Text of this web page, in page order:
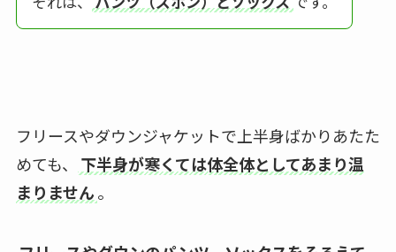
フリースやダウンジャケットで上半身ばかりあたた
めても、
下半身が寒くては体全体としてあまり温
まりません。